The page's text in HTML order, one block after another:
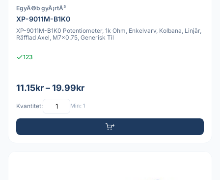
EgyÃ©b gyÃ¡rtÃ³
XP-9011M-B1K0
XP-9011M-B1K0 Potentiometer, 1k Ohm, Enkelvarv, Kolbana, Linjär,
Räfflad Axel, M7x0.75, Generisk Til
123
11.15kr – 19.99kr
Kvantitet: Min: 1